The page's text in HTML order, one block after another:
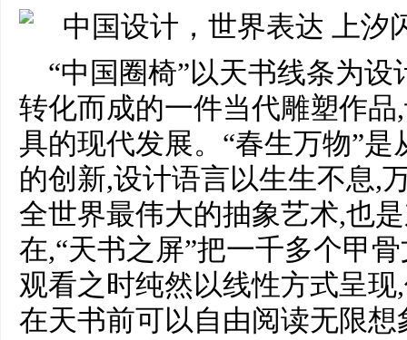
“中国圈椅”以天书线条为
转化而成的一件当代雕塑作
具的现代发展。“春生万物”
的创新,设计语言以生生不息,
全世界最伟大的抽象艺术,也
在,“天书之屏”把一千多个甲
观看之时纯然以线性方式呈
在天书前可以自由阅读无限